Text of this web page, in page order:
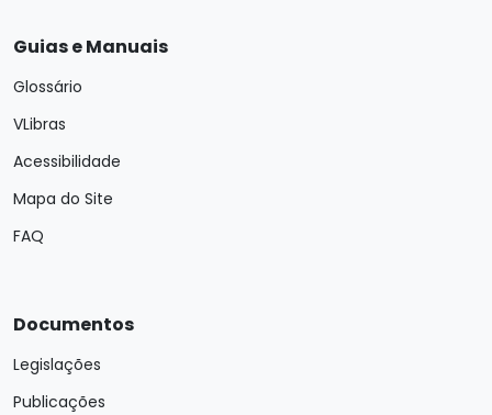
Guias e Manuais
Glossário
VLibras
Acessibilidade
Mapa do Site
FAQ
Documentos
Legislações
Publicações